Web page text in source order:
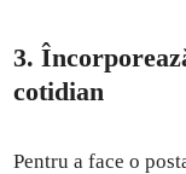
3.
cotidian
Pentru a face o